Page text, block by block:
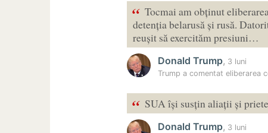
“ Tocmai am obținut
detenția belarusă și rusă.
reușit să exercităm presiuni…
Donald Trump, 3 luni
Trump a comentat eliberarea
“ SUA își susțin aliații și
Donald Trump, 3 luni